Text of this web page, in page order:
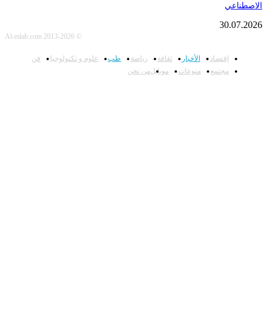
الأخبار ثقافة رياضة طب علوم و تكنولوجيا
فن
منوعات موبايل من نحن